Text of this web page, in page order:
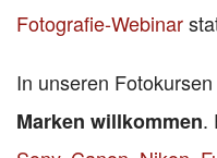
Fotografie-Webinar
In unseren
Marken willkommen.